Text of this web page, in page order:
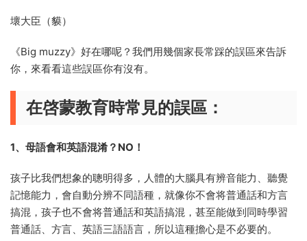
壞大臣（貘）
《Big muzzy》好在哪呢？我們用幾個家長常踩的誤區來告訴
你，來看看這些誤區你有沒有。
在啓蒙教育時常見的誤區：
1、母語會和英語混淆？NO！
孩子比我們想象的聰明得多，人體的大腦具有辨音能力、聽覺
記憶能力，會自動分辨不同語種，就像你不會将普通話和方言
搞混，孩子也不會将普通話和英語搞混，甚至能做到同時學習
普通話、方言、英語三語語言，所以這種擔心是不必要的。